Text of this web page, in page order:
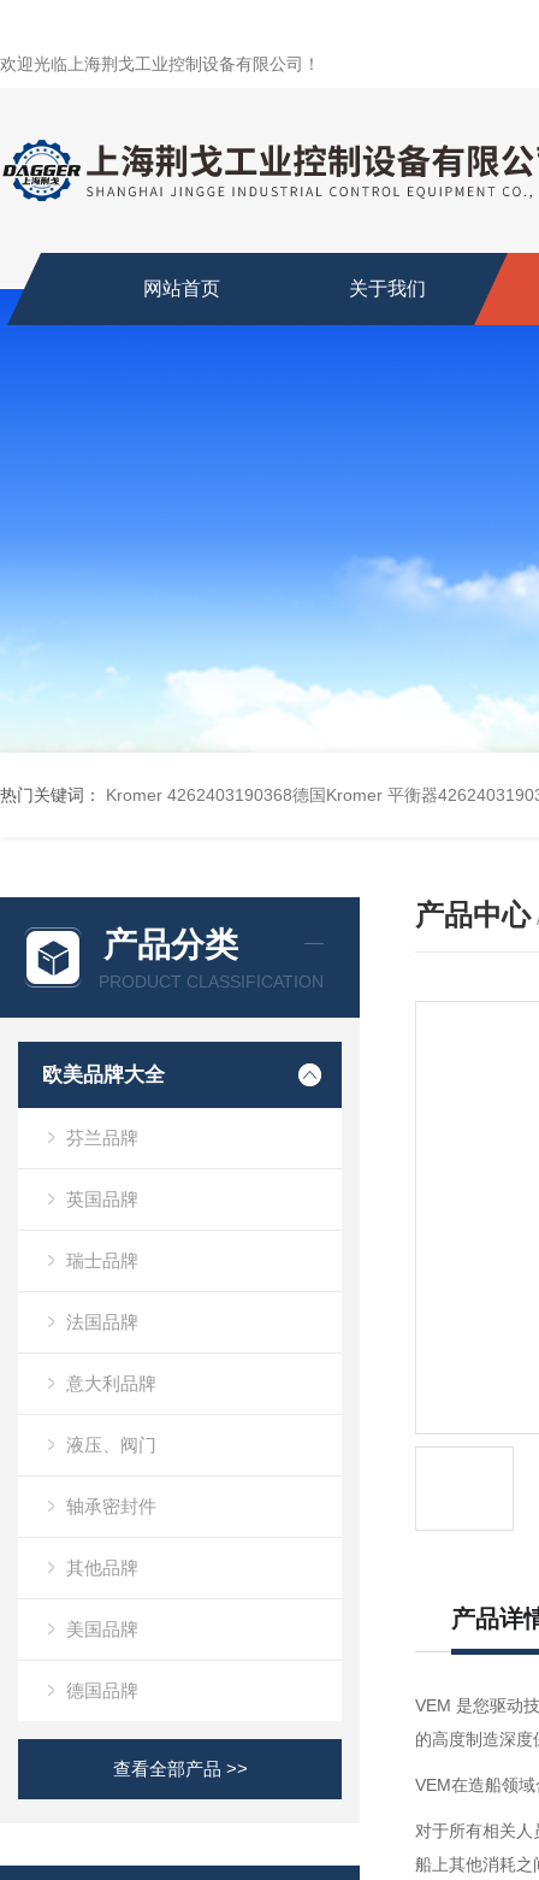
欢迎光临上海荆戈工业控制设备有限公司！
网站首页 关于我们
热门关键词： Kromer 4262403190368德国Kromer 平衡器
产品分类
PRODUCT CLASSIFICATION
欧美品牌大全
芬兰品牌
英国品牌
瑞士品牌
法国品牌
意大利品牌
液压、阀门
轴承密封件
其他品牌
美国品牌
德国品牌
查看全部产品 >>
产品中心
产品详
VEM 是您驱动
的高度制造深
VEM在造船领
对于所有相关
船上其他消耗之